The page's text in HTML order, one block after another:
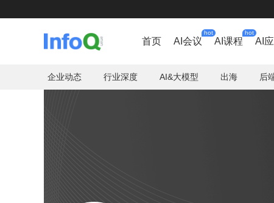
首页 AI会议
hot
AI课程
hot
AI
企业动态 行业深度 AI&大模型 出海 后